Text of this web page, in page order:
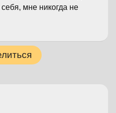
мне никогда не